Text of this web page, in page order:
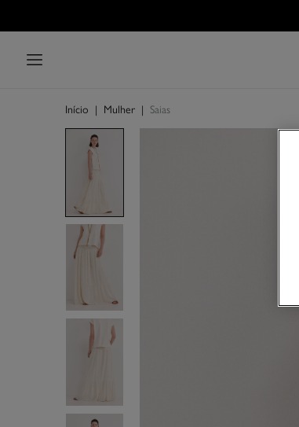
Início | Mulher | Saias